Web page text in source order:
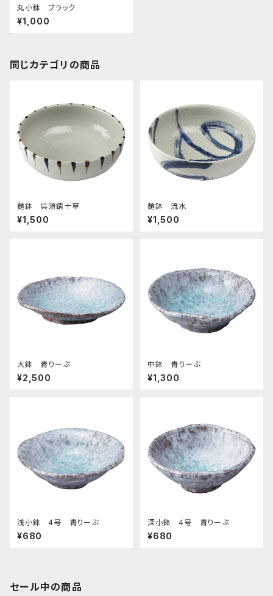
丸小鉢 ブラック
¥1,000
同じカテゴリの商品
麺鉢 呉須錆十草
¥1,500
麺鉢 流水
¥1,500
大鉢 青りーぶ
¥2,500
中鉢 青りーぶ
¥1,300
浅小鉢 4号 青りーぶ
¥680
深小鉢 4号 青りーぶ
¥680
セール中の商品